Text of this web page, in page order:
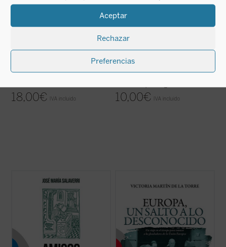
Aceptar
Rechazar
Preferencias
En tierra de hombres
18,00€ IVA incluido
La luz de Cristo
10,00€ IVA incluido
La experiencia de amistad, profundamente
circunscrita en la antigüedad a la relación
entre varones; apenas se mencionan --y
siempre con sospecha--amistades entre
mujeres. Las relaciones de amistad
(ver ficha)
relato de no ficción recrea la década en la
Comunidades Europeas (1948-1957), a
través de algunos de los principales
protagonistas de la construcción europea
(ver ficha)